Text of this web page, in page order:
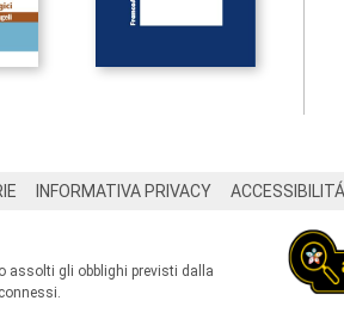
INFORMATIVA PRIVACY ACCESSIBILITÁ
assolti gli obblighi previsti dalla